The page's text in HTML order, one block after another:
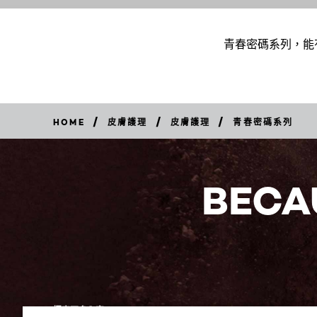
青春密碼系列，
HOME / 皮膚護理 / 皮膚護理 / 青春密碼系列